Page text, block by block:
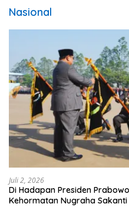
Nasional
Juli 2, 2026
Di Hadapan Presiden
Kehormatan Nugraha